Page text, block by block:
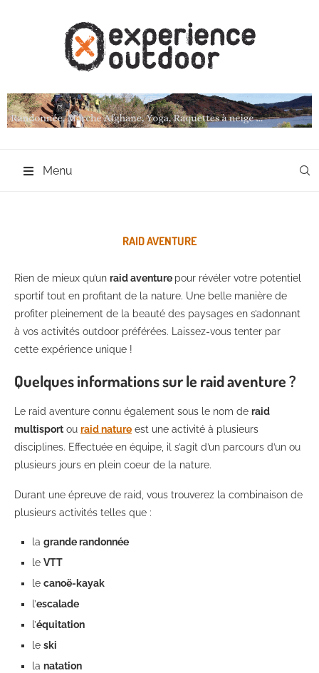
Menu
RAID AVENTURE
Rien de mieux qu’un raid aventure pour révéler votre potentiel
sportif tout en profitant de la nature. Une belle manière de
profiter pleinement de la beauté des paysages en s’adonnant
à vos activités outdoor préférées. Laissez-vous tenter par
cette expérience unique !
Quelques informations sur le raid aventure ?
Le raid aventure connu également sous le nom de raid
multisport ou raid nature est une activité à plusieurs
disciplines. Effectuée en équipe, il s’agit d’un parcours d’un ou
plusieurs jours en plein coeur de la nature.
Durant une épreuve de raid, vous trouverez la combinaison de
plusieurs activités telles que :
la grande randonnée
le VTT
le canoë-kayak
l’escalade
l’équitation
le ski
la natation